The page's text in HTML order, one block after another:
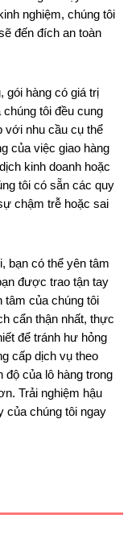
nghiệm, chúng tôi
đến đích an toàn
gói hàng có giá trị
tôi đều cung
với nhu cầu cụ thể
của việc giao hàng
kinh doanh hoặc
tôi có sẵn các quy
chậm trễ hoặc sai
bạn có thể yên tâm
được trao tận tay
của chúng tôi
cẩn thận nhất, thực
để tránh hư hỏng
cấp dịch vụ theo
độ của lô hàng trong
Trải nghiệm hậu
của chúng tôi ngay